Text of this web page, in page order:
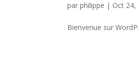
parphilippe | Oct 24,
Bienvenue sur